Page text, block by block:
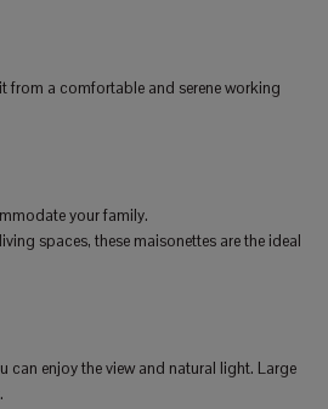
from a comfortable and serene working
your family.
spaces, these maisonettes are the ideal
enjoy the view and natural light. Large